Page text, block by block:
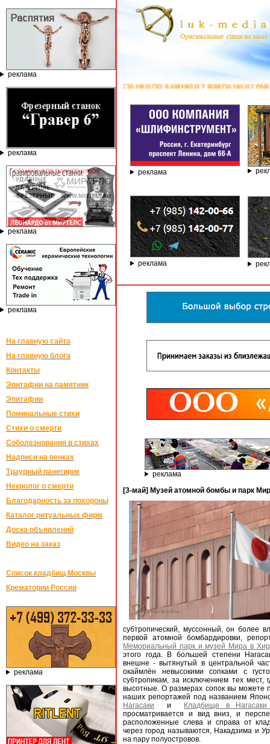
реклама
реклама
реклама
реклама
На главную сайта
На главную блога
Контакты
Эпитафии на памятник
Эпитафии
Поминальные стихи
Стихи о смерти
Соболезнования в стихах
Надписи на венках
Траурный панегирик
Некролог о смерти
Благодарность за похороны
Каталог ритуальных фирм
Доска объявлений
Видео на заказ
Список кладбищ Москвы
Крематории России
реклама
СТАНКИ ПО КАМНЮ ОТ КОМПАНИИ ГРАВЁР - ТЕЛЕФОН 8.800.77-53-
реклама
реклама
реклама
[3-май] Музей атомной бомбы и парк
субтропический, муссонный, он более
первой атомной бомбардировки,
Мемориальный парк и музей Мира в
этого года. В большей степени
внешне - вытянутый в центральной
окаймлён невысокими сопками c
субтропикам, за исключением тех мест,
высотные. О размерах сопок вы можете
наших репортажей под названием
Нагасаки и
Кладбище в
просматривается и вид вниз, и
расположенные слева и справа от
через город называются, Накадзима и
на пару полуостровов.